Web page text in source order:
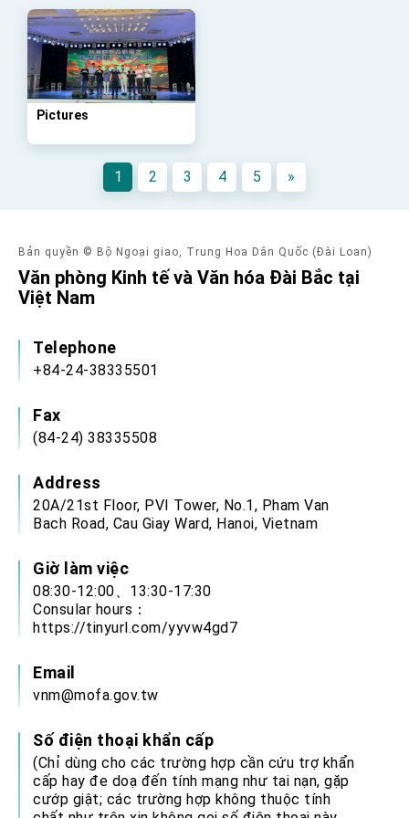
cooperation
Pictures
1 2 3 4 5 »
Bản quyền © Bộ Ngoại giao, Trung Hoa Dân Quốc (Đài Loan)
Văn phòng Kinh tế và Văn hóa Đài Bắc tại
Việt Nam
Telephone
+84-24-38335501
Fax
(84-24) 38335508
Address
20A/21st Floor, PVI Tower, No.1, Pham Van
Bach Road, Cau Giay Ward, Hanoi, Vietnam
Giờ làm việc
08:30-12:00、13:30-17:30
Consular hours：
https://tinyurl.com/yyvw4gd7
Email
vnm@mofa.gov.tw
Số điện thoại khẩn cấp
(Chỉ dùng cho các trường hợp cần cứu trợ khẩn
cấp hay đe doạ đến tính mạng như tai nạn, gặp
cướp giật; các trường hợp không thuộc tính